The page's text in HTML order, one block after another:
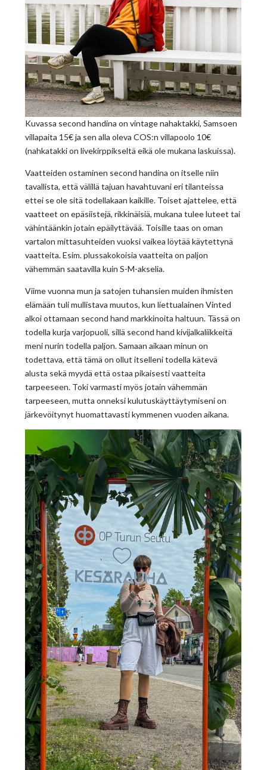
Kuvassa second handina on vintage nahaktakki, Samsoen
villapaita 15€ ja sen alla oleva COS:n villapoolo 10€
(nahkatakki on livekirppikseltä eikä ole mukana laskuissa).
Vaatteiden ostaminen second handina on itselle niin
tavallista, että välillä tajuan havahtuvani eri tilanteissa
ettei se ole sitä todellakaan kaikille. Toiset ajattelee, että
vaatteet on epäsiistejä, rikkinäisiä, mukana tulee luteet tai
vähintäänkin jotain epäilyttävää. Toisille taas on oman
vartalon mittasuhteiden vuoksi vaikea löytää käytettynä
vaatteita. Esim. plussakokoisia vaatteita on paljon
vähemmän saatavilla kuin S-M-akselia.
Viime vuonna mun ja satojen tuhansien muiden ihmisten
elämään tuli mullistava muutos, kun liettualainen Vinted
alkoi ottamaan second hand markkinoita haltuun. Tässä on
todella kurja varjopuoli, sillä second hand kivijalkaliikkeitä
meni nurin todella paljon. Samaan aikaan minun on
todettava, että tämä on ollut itselleni todella kätevä
alusta sekä myydä että ostaa pikaisesti vaatteita
tarpeeseen. Toki varmasti myös jotain vähemmän
tarpeeseen, mutta onneksi kulutuskäyttäytymiseni on
järkevöitynyt huomattavasti kymmenen vuoden aikana.